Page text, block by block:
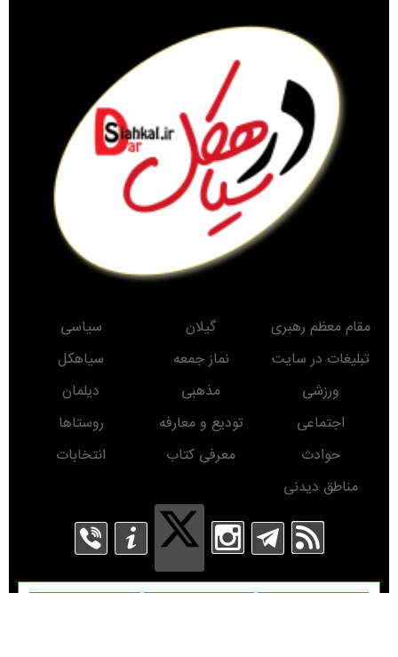
مقام معظم رهبری گیلان
سیاسی
تبلیغات در سایت
نماز جمعه
سیاهکل
ورزشی
مذهبی
دیلمان
اجتماعی
تودیع و معارفه
روستاها
حوادث
معرفی کتاب
انتخابات
مناطق دیدنی